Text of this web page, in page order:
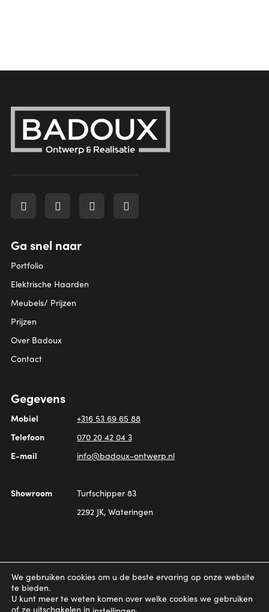
Ga snel naar
Portfolio
Elektrische Haarden
Meubels/ Prijzen
Prijzen
Over Badoux
Contact
Gegevens
Mobiel +316 53 69 65 88
Telefoon 070 20 42 04 3
E-mail info@badoux-ontwerp.nl
Showroom
Turfschipper 83
2292 JK, Wateringen
Copyright © 2026,Badoux Ontwerp & Realisatie
We gebruiken cookies om u de beste ervaring op onze website
te bieden.
U kunt meer te weten komen over welke cookies we gebruiken
of ze uitschakelen in
.